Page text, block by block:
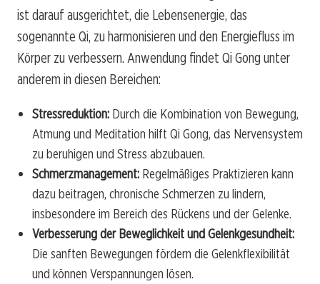
ist darauf ausgerichtet, die Lebensenergie, das
sogenannte Qi, zu harmonisieren und den Energiefluss im
Körper zu verbessern. Anwendung findet Qi Gong unter
anderem in diesen Bereichen:
Stressreduktion: Durch die Kombination von Bewegung,
Atmung und Meditation hilft Qi Gong, das Nervensystem
zu beruhigen und Stress abzubauen.
Schmerzmanagement: Regelmäßiges Praktizieren kann
dazu beitragen, chronische Schmerzen zu lindern,
insbesondere im Bereich des Rückens und der Gelenke.
Verbesserung der Beweglichkeit und Gelenkgesundheit:
Die sanften Bewegungen fördern die Gelenkflexibilität
und können Verspannungen lösen.